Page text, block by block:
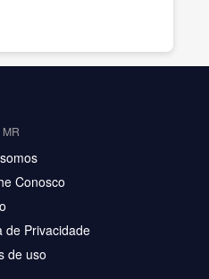
Conosco
de Privacidade
de uso